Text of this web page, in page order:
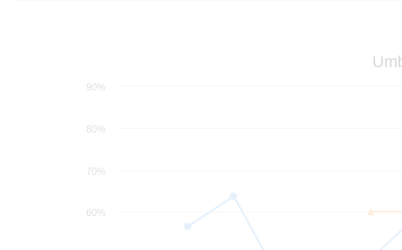
60%
70%
80%
90%